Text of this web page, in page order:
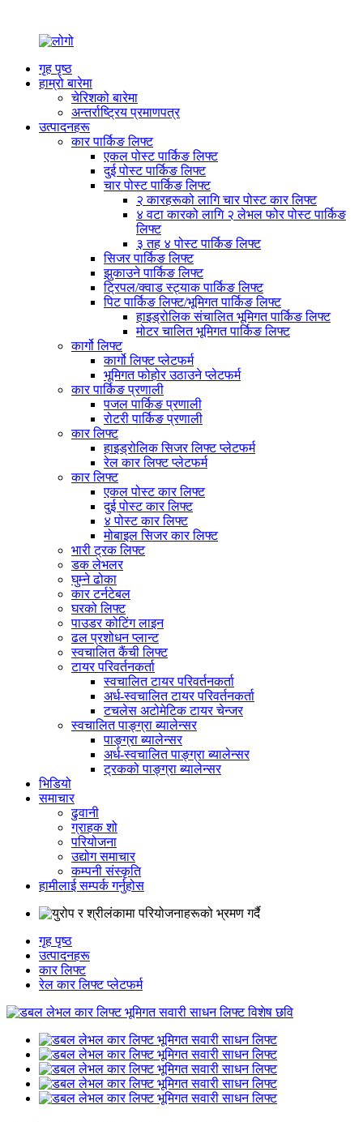
गृह पृष्ठ
हाम्रो बारेमा
चेरिशको बारेमा
अन्तर्राष्ट्रिय प्रमाणपत्र
उत्पादनहरू
कार पार्किङ लिफ्ट
एकल पोस्ट पार्किङ लिफ्ट
दुई पोस्ट पार्किङ लिफ्ट
चार पोस्ट पार्किङ लिफ्ट
२ कारहरूको लागि चार पोस्ट कार लिफ्ट
४ वटा कारको लागि २ लेभल फोर पोस्ट पार्किङ
लिफ्ट
३ तह ४ पोस्ट पार्किङ लिफ्ट
सिजर पार्किङ लिफ्ट
झुकाउने पार्किङ लिफ्ट
ट्रिपल/क्वाड स्ट्याक पार्किङ लिफ्ट
पिट पार्किङ लिफ्ट/भूमिगत पार्किङ लिफ्ट
हाइड्रोलिक संचालित भूमिगत पार्किङ लिफ्ट
मोटर चालित भूमिगत पार्किङ लिफ्ट
कार्गो लिफ्ट
कार्गो लिफ्ट प्लेटफर्म
भूमिगत फोहोर उठाउने प्लेटफर्म
कार पार्किङ प्रणाली
पजल पार्किङ प्रणाली
रोटरी पार्किङ प्रणाली
कार लिफ्ट
हाइड्रोलिक सिजर लिफ्ट प्लेटफर्म
रेल कार लिफ्ट प्लेटफर्म
कार लिफ्ट
एकल पोस्ट कार लिफ्ट
दुई पोस्ट कार लिफ्ट
४ पोस्ट कार लिफ्ट
मोबाइल सिजर कार लिफ्ट
भारी ट्रक लिफ्ट
डक लेभलर
घुम्ने ढोका
कार टर्नटेबल
घरको लिफ्ट
पाउडर कोटिंग लाइन
ढल प्रशोधन प्लान्ट
स्वचालित कैंची लिफ्ट
टायर परिवर्तनकर्ता
स्वचालित टायर परिवर्तनकर्ता
अर्ध-स्वचालित टायर परिवर्तनकर्ता
टचलेस अटोमेटिक टायर चेन्जर
स्वचालित पाङ्ग्रा ब्यालेन्सर
पाङ्ग्रा ब्यालेन्सर
अर्ध-स्वचालित पाङ्ग्रा ब्यालेन्सर
ट्रकको पाङ्ग्रा ब्यालेन्सर
भिडियो
समाचार
ढुवानी
ग्राहक शो
परियोजना
उद्योग समाचार
कम्पनी संस्कृति
हामीलाई सम्पर्क गर्नुहोस
गृह पृष्ठ
उत्पादनहरू
कार लिफ्ट
रेल कार लिफ्ट प्लेटफर्म